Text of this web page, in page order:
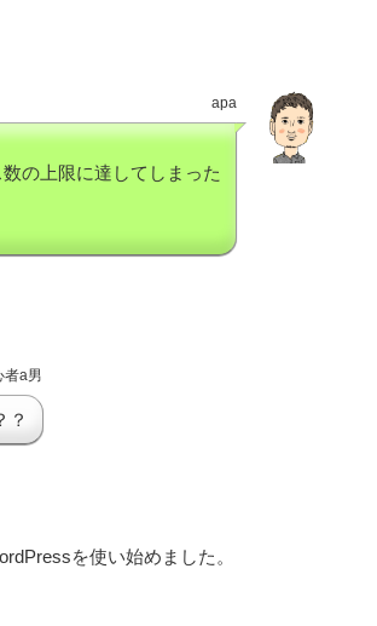
apa
の上限に達してしまった
者a男
？
を使い始めました。